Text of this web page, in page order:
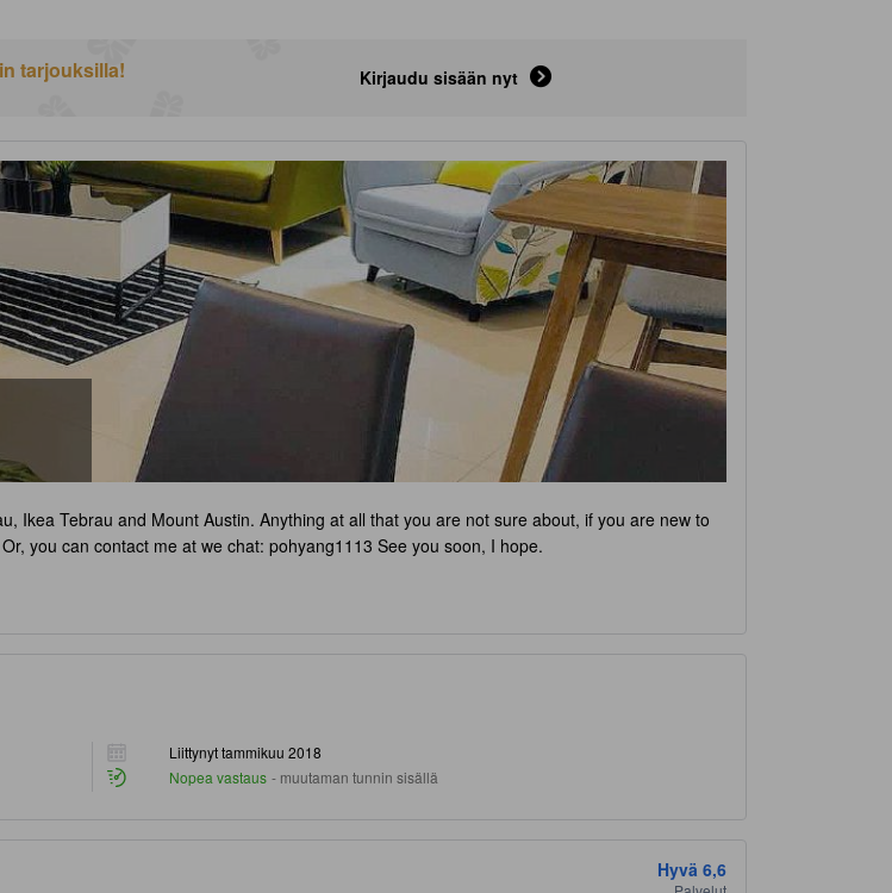
tarjouksilla! Kirjaudu sisään nyt
Ikea Tebrau and Mount Austin. Anything at all that you are not sure about, if you are new to
you can contact me at we chat: pohyang1113 See you soon, I hope.
Liittynyt tammikuu 2018
Nopea vastaus - muutaman tunnin sisällä
Hyvä 6,6